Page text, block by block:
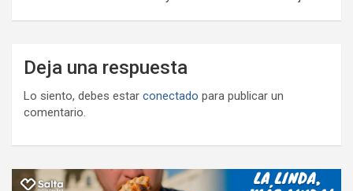
Deja una respuesta
Lo siento, debes estar conectado para publicar un
comentario.